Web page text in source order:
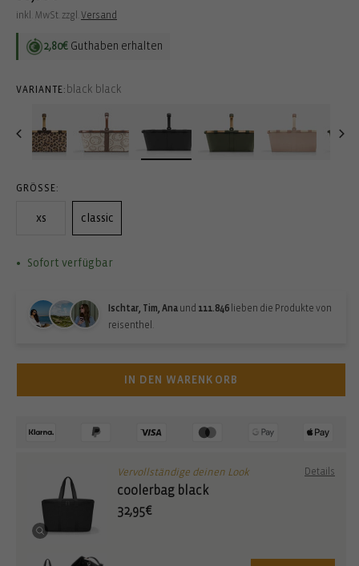
Preis
inkl. MwSt. zzgl. Versand
2,80€ Guthaben erhalten
VARIANTE: black black
GRÖSSE:
xs classic
Sofort verfügbar
Ischtar, Tim, Ana und 111.846 lieben die Produkte von
reisenthel.
IN DEN WARENKORB
Vervollständige deinen Look Details
coolerbag black
32,95€